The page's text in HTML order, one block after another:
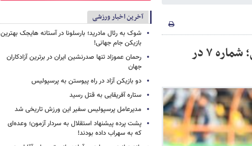
بی‌اطلاعی پرسپولیسی‌ها از وضعیت سروش رفیعی؛ شماره ۷ در
آخرین اخبار ورزشی
شوک به رئال مادرید؛ بارسلونا در آستانه هایجک بهترین
بازیکن جام جهانی!
رحمان عموزاد تنها صدرنشین ایران در برترین آزادکاران
جهان
دو بازیکن آزاد در راه پیوستن به پرسپولیس
ستاره آفریقایی به قتل رسید
مدیرعامل پرسپولیس سفیر این ورزش تاریخی شد
پشت پرده پیشنهاد استقلال به سردار آزمون؛ وعده‌ای
که به سهراب داده بودند!